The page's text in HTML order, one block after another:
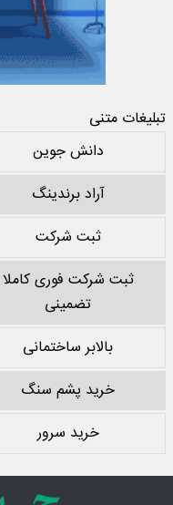
تبلیغات متنی
دانش جوین
آراد برندینگ
ثبت شرکت
ثبت شرکت فوری کاملا
تضمینی
بالابر ساختمانی
خرید پشم سنگ
خرید سرور